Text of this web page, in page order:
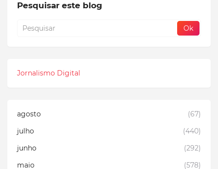
Pesquisar este blog
Jornalismo Digital
agosto
(67)
julho
(440)
junho
(292)
maio
(578)